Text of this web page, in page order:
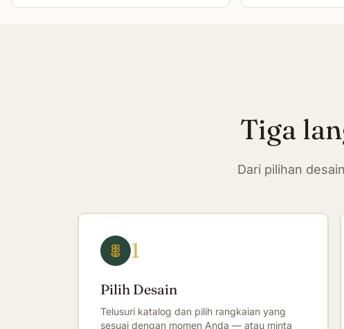
Tiga
Dari pilihan
1
Pilih Desain
Telusuri katalog dan pilih rangkaian yang
sesuai dengan momen Anda — atau minta